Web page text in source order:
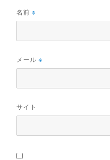
名前※
メール※
サイト